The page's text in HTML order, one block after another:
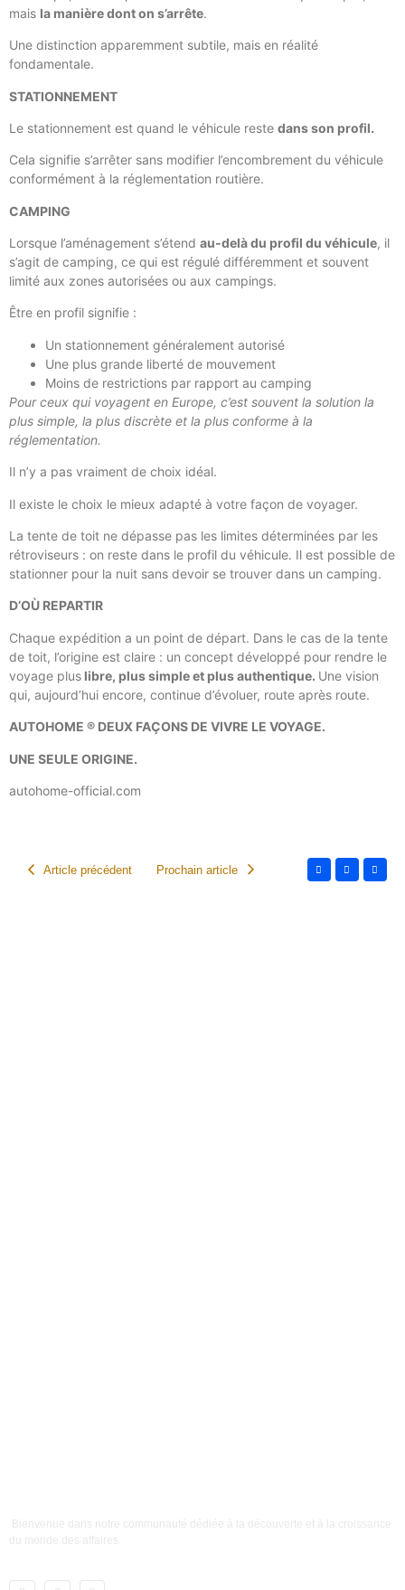
mais la manière dont on s’arrête.
Une distinction apparemment subtile, mais en réalité
fondamentale.
STATIONNEMENT
Le stationnement est quand le véhicule reste dans son profil.
Cela signifie s’arrêter sans modifier l’encombrement du véhicule
conformément à la réglementation routière.
CAMPING
Lorsque l’aménagement s’étend au-delà du profil du véhicule, il
s’agit de camping, ce qui est régulé différemment et souvent
limité aux zones autorisées ou aux campings.
Être en profil signifie :
Un stationnement généralement autorisé
Une plus grande liberté de mouvement
Moins de restrictions par rapport au camping
Pour ceux qui voyagent en Europe, c’est souvent la solution la
plus simple, la plus discrète et la plus conforme à la
réglementation.
Il n’y a pas vraiment de choix idéal.
Il existe le choix le mieux adapté à votre façon de voyager.
La tente de toit ne dépasse pas les limites déterminées par les
rétroviseurs : on reste dans le profil du véhicule. Il est possible de
stationner pour la nuit sans devoir se trouver dans un camping.
D’OÙ REPARTIR
Chaque expédition a un point de départ. Dans le cas de la tente
de toit, l’origine est claire : un concept développé pour rendre le
voyage plus libre, plus simple et plus authentique. Une vision
qui, aujourd’hui encore, continue d’évoluer, route après route.
AUTOHOME ® DEUX FAÇONS DE VIVRE LE VOYAGE.
UNE SEULE ORIGINE.
autohome-official.com
Article précédent Prochain article
Bienvenue dans notre communauté dédiée à la découverte et à la croissance
du monde des affaires.